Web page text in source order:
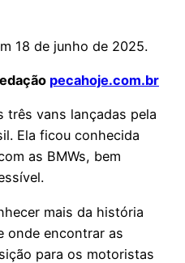
18 de junho de 2025.
pecahoje.com.br
três vans lançadas pela
Ela ficou conhecida
as BMWs, bem
mais da história
onde encontrar as
para os motoristas